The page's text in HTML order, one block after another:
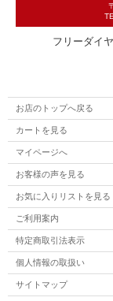
フリーダイ
お店のトップへ戻る
カートを見る
マイページへ
お客様の声を見る
お気に入りリストを見る
ご利用案内
特定商取引法表示
個人情報の取扱い
サイトマップ